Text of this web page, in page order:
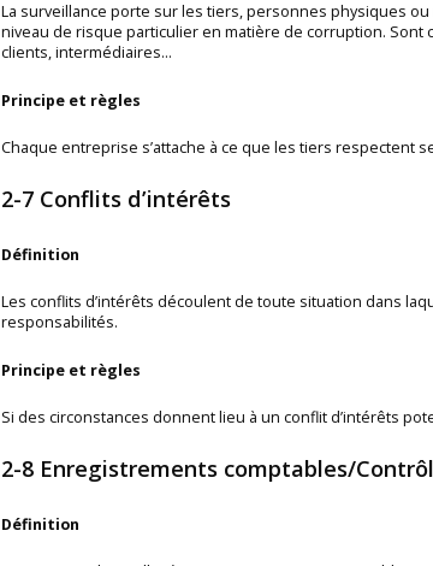
La surveillance porte sur les tiers, personnes physiques
niveau de risque particulier en matière de corruption.
clients, intermédiaires…
Principe et règles
Chaque entreprise s’attache à ce que les tiers respectent
2-7 Conflits d’intérêts
Définition
Les conflits d’intérêts découlent de toute situation dans
responsabilités.
Principe et règles
Si des circonstances donnent lieu à un conflit d’intérêts
2-8 Enregistrements comptables/
Définition